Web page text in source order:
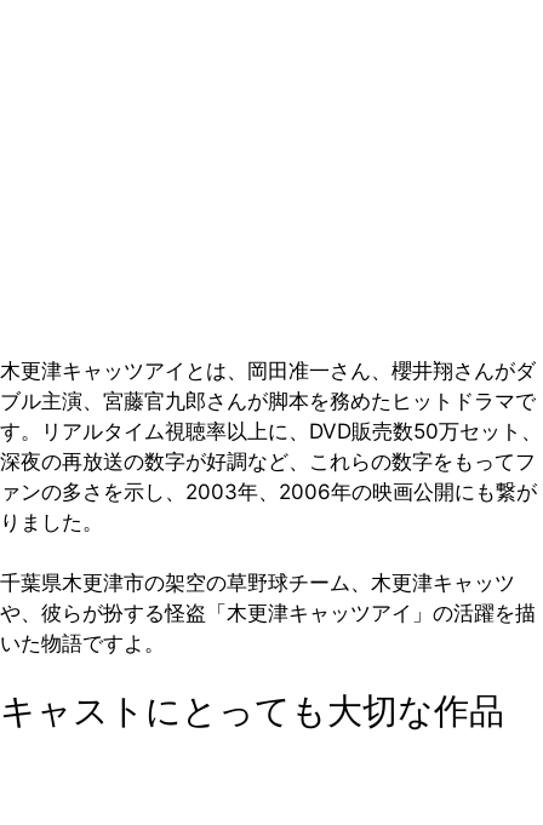
木更津キャッツアイとは、岡田准一さん、櫻井翔さんがダ
ブル主演、宮藤官九郎さんが脚本を務めたヒットドラマで
す。リアルタイム視聴率以上に、DVD販売数50万セット、
深夜の再放送の数字が好調など、これらの数字をもってフ
ァンの多さを示し、2003年、2006年の映画公開にも繋が
りました。
千葉県木更津市の架空の草野球チーム、木更津キャッツ
や、彼らが扮する怪盗「木更津キャッツアイ」の活躍を描
いた物語ですよ。
キャストにとっても大切な作品